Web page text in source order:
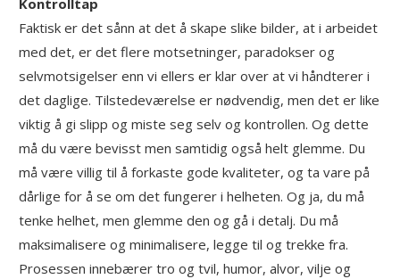
Kontrolltap
Faktisk er det sånn at det å skape slike bilder, at i arbeidet
med det, er det flere motsetninger, paradokser og
selvmotsigelser enn vi ellers er klar over at vi håndterer i
det daglige. Tilstedeværelse er nødvendig, men det er like
viktig å gi slipp og miste seg selv og kontrollen. Og dette
må du være bevisst men samtidig også helt glemme. Du
må være villig til å forkaste gode kvaliteter, og ta vare på
dårlige for å se om det fungerer i helheten. Og ja, du må
tenke helhet, men glemme den og gå i detalj. Du må
maksimalisere og minimalisere, legge til og trekke fra.
Prosessen innebærer tro og tvil, humor, alvor, vilje og